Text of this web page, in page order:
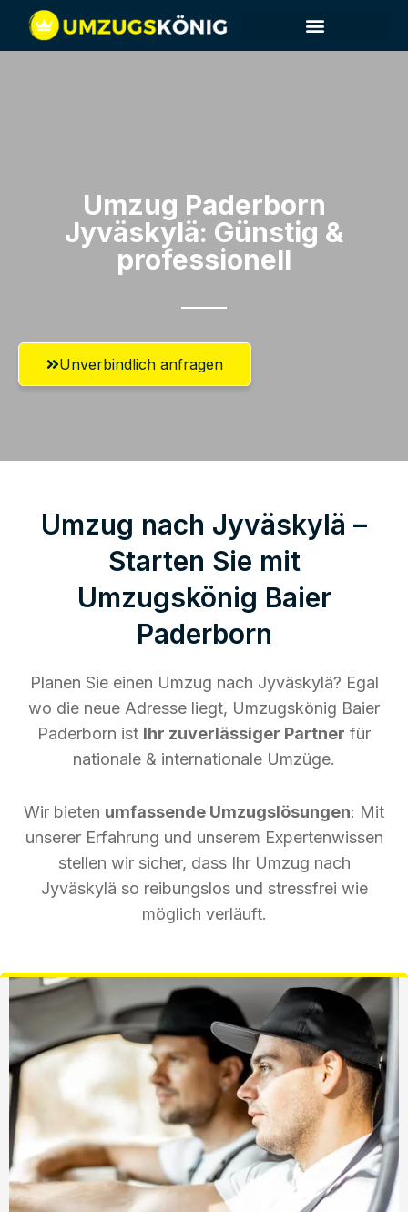
Umzug Paderborn​
Jyväskylä: Günstig &
professionell​
Unverbindlich anfragen
Umzug nach Jyväskylä –
Starten Sie mit
Umzugskönig Baier
Paderborn
Planen Sie einen Umzug nach Jyväskylä? Egal
wo die neue Adresse liegt, Umzugskönig Baier
Paderborn ist Ihr zuverlässiger Partner für
nationale & internationale Umzüge.
Wir bieten umfassende Umzugslösungen: Mit
unserer Erfahrung und unserem Expertenwissen
stellen wir sicher, dass Ihr Umzug nach
Jyväskylä so reibungslos und stressfrei wie
möglich verläuft.